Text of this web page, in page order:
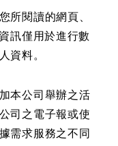
所閱讀的網頁、
訊僅用於進行數
資料。
本公司舉辦之活
司之電子報或使
需求服務之不同